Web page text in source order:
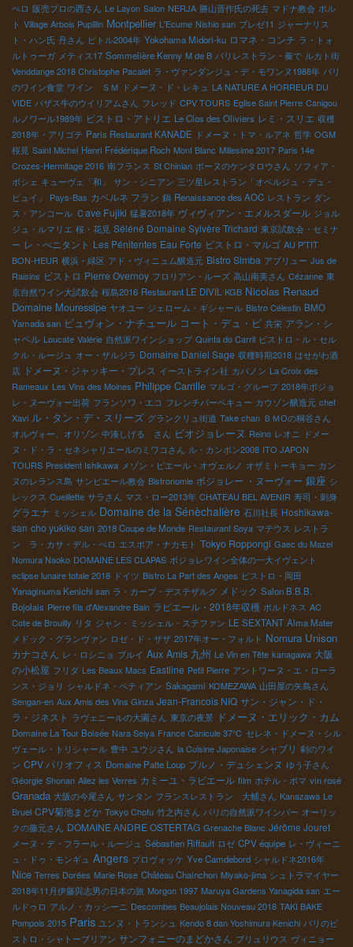
ぺロ 販売プロの西さん Le Layon Salon NERJA 勝山晋作氏の死去 マドナ教会 ポル
ト Village Arbois Pupillin Montpellier L'Ecume Nishio san ブレゼ11 ジャーナリス
ト・ハン氏 丹さん ピトル2004年 Yokohama Midori-ku ロマネ・コンチ ラ・トォ
ルトゥーガ メティス17 Sommelière Kenny M de B パリレストラン・奏で ルカト街
Venddange 2018 Christophe Pacalet ラ・ヴァンダンジュ・デ・モワンヌ1988年 パリ
のワイン食堂 ワイン ＳＭ ドメーヌ・ド・レキュ LA NATURE A HORREUR DU
VIDE バザス牛のウイリアムさん フレッド CPV TOURS Eglise Saint Pierre Canigou
ルノワール1989年 ビストロ・アトリエ Le Clos des Oliviers レミ・スリエ 収穫
2018年・アリゴテ Paris Restaurant KANADE ドメーヌ・トマ・ルアネ 哲学 OGM
桜見 Saint Michel Henri Frédérique Roch Mont Blanc Millesime 2017 Paris 14e
Crozes-Hermitage 2016 南フランス St Chinian ボーヌのケンタロウさん ソフィア・
ボシェ キューヴェ「和」 サン・シニアン 三ツ星レストラン「オベルジュ・デュ・
ピュイ」
Pays-Bas カベルネ フラン 鍋 Renaissance des AOC レストラン ダン
ス・アンコール Ｃave Fujiki 猛暑2018年 ヴィヴィアン・エメルスダール ジョル
ジュ・ルマリエ 桜・花見 Séléné Domaine Sylvère Trichard 東京試飲会・セミナ
ー レ・ぺニタント Les Pénitentes Eau Forte ビストロ・マルゴ AU P'TIT
BON-HEUR 横浜・緑区 アド・ヴィニュム醸造元 Bistro Simba アブリュー Jus de
Raisins ビストロ Pierre Overnoy フロリアン・ルーズ 高山南美さん Cézanne 東
京自然ワイン大試飲会 桜島2016 Restaurant LE DIVIL KGB Nicolas Renaud
Domaine Mouressipe ヤオユー ジェローム・ギシャール Bistro Célestin BMO
Yamada san ビュヴォン・ナチュール コート・デュ・ピ 共栄 アラン・シ
ャペル Loucate Valérie 自然派ワインショップ Quinta do Carril ビストロ・ル・セル
クル・ルージュ オー・ザルジラ Domaine Daniel Sage 収穫時期2018 はせがわ酒
店 ドメーヌ・ジャッキー・プレス イーストライン社 カバノン La Croix des
Rameaux Les Vins des Moines Philippe Carrille マルゴ・グループ 2018年ボジョ
レ・ヌーヴォー出荷 フランソワ・エコ フレンチバーベキュー カウゾン醸造元 chef
Xavi ル・タン・デ・スリーズ グランクリュ街道 Take chan ＢＭОの桐谷さん
オルヴォー、オリゾン 中湊しげる さん ビオジョレーヌ Reino レオニ
ドメー
ヌ・ド・ラ・セネシャリエールのミワコさん ル・カンボン2008 ITO JAPON
TOURS President Ishikawa メゾン・ピエール・オヴェルノ オザミトーキョー カン
ヌのレランス島 サンピエール教会 Bistronomie ボジョレー ・ヌーヴォー 銀座 シ
レックス Cueillette サラさん マス・ロー2013年 CHATEAU BEL AVENIR 寿司・刺身
グラエナ ミッシェル Domaine de la Sénèchalière 石川社長 Hoshikawa-
san cho yukiko san 2018 Coupe de Monde Restaurant Soya マテウス レストラ
ン ラ・カサ・デル・ぺロ エスポア・ナカモト Tokyo Roppongi Gaec du Mazel
Nomura Naoko DOMAINE LES CLAPAS ボジョレワイン全体の一大イヴェント
eclipse lunaire totale 2018 ドイツ Bistro La Part des Anges ビストロ・岡田
Yanaginuma Kenichi san ラ・カーブ・デステザルグ メドック Salon B.B.B.
Bojolais Pierre fils d'Alexandre Bain ラピエール・2018年収穫 ボルドネス AC
Cote de Brouilly リタ ジャン・ミッシェル・ステファン LE SEXTANT Alma Mater
メドック・グランヴァン ロゼ・ド・ザザ 2017年オー・フォルト Nomura Unison
カナコさん レ・ロシニョ ブルイ Aux Amis 九州 Le Vin en Tête kanagawa 大阪
の小松屋 フリダ Les Beaux Macs Eastline Petit Pierre アントワーヌ・エ・ローラ
ンス・ジョリ シャルドネ・ペティアン Sakagami KOMEZAWA 山田屋の矢島さん
Sengan-en Aux Amis des Vins Ginza Jean-Francois NIQ サン・ジャン・ド・
ラ・ジネスト ラヴェニールの大園さん 東京の夜景 ドメーヌ・エリック・カム
Domaine La Tour Boisée Nara Seiya France Canicule 37℃ セレネ・ドメーヌ・シル
ヴェール・トリシャール 豊中 ユウジさん la Cuisine Japonaise シャブリ 剣のワイ
ン CPV パリオフィス Domaine Patte Loup ブルノ・デュシェンヌ ゆう子さん
Géorgie Shonan Allez les Verres カミーユ・ラピエール film ホテル・ボマ vin rosé
Granada 大阪の今尾さん サンタン フランスレストラン 大輔さん Kanazawa Le
Bruel CPV菊池まどか Tokyo Chofu 竹之内さん パリの自然派ワインバー オーリッ
クの藤元さん DOMAINE ANDRE OSTERTAG Grenache Blanc Jérôme Jouret
メーヌ・デ・フラール・ルージュ Sébastien Riffault ロゼ CPV équipe レ・ヴィーニ
ュ・ドゥ・モンギュ Angers プロヴォッケ Yve Camdebord シャルドネ2016年
Nice Terres Dorées Marie Rose Château Chainchon Miyako-jima シュトラマイヤー
2018年11月伊藤與志男の日本の旅 Morgon 1997 Maruya Gardens Yanagida san エー
ルドゥロ アルノ・カッシーニ Descombes Beaujolais Nouveau 2018 TAKI BAKE
Pompois 2015 Paris ユンヌ・トランシュ Kendo 8 dan Yoshimura Kenichi パリのビ
ストロ・シャトーブリアン サンフォニーのまどかさん ブリュリウス ヴィニョー